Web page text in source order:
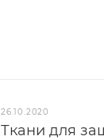
26.10.2020
Ткани для